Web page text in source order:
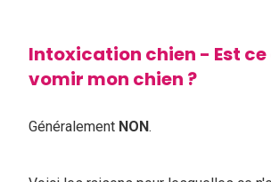
Intoxication chien - Est
vomir mon chien ?
Généralement NON.